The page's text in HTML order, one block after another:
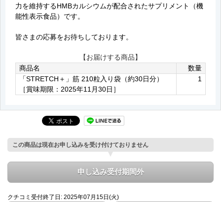
力を維持するHMBカルシウムが配合されたサプリメント（機
能性表示食品）です。
皆さまの応募をお待ちしております。
【お届けする商品】
商品名
数量
「STRETCH＋」筋 210粒入り袋（約30日分）
［賞味期限：2025年11月30日］
1
この商品は現在お申し込みを受け付けておりません
申し込み受付期間外
クチコミ受付終了日: 2025年07月15日(火)